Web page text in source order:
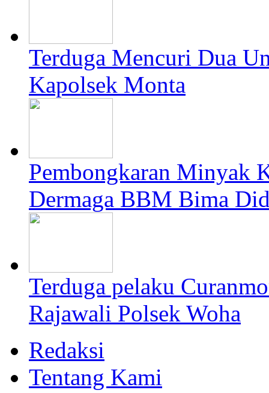
Terduga Mencuri Dua
Kapolsek Monta
Pembongkaran Minyak
Dermaga BBM Bima
Terduga pelaku
Rajawali Polsek Woha
Redaksi
Tentang Kami